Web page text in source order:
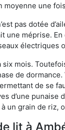
une
pas dotée
méprise.
électriques
mois.
de
de se
d’une
grain de riz,
lit à